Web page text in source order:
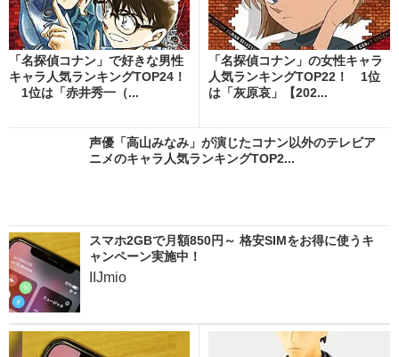
「名探偵コナン」で好きな男性
キャラ人気ランキングTOP24！
1位は「赤井秀一（...
「名探偵コナン」の女性キャラ
人気ランキングTOP22！ 1位
は「灰原哀」【202...
声優「高山みなみ」が演じたコナン以外のテレビア
ニメのキャラ人気ランキングTOP2...
スマホ2GBで月額850円～ 格安SIMをお得に使うキ
ャンペーン実施中！
IIJmio